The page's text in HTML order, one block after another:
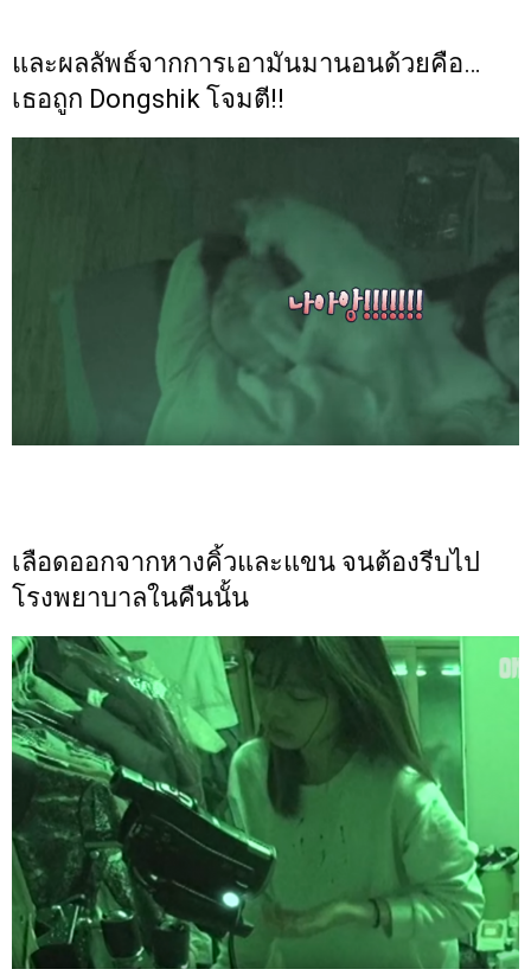
และผลลัพธ์จากการเอามันมานอนด้วยคือ…
เธอถูก Dongshik โจมตี!!
เลือดออกจากหางคิ้วและแขน จนต้องรีบไป
โรงพยาบาลในคืนนั้น